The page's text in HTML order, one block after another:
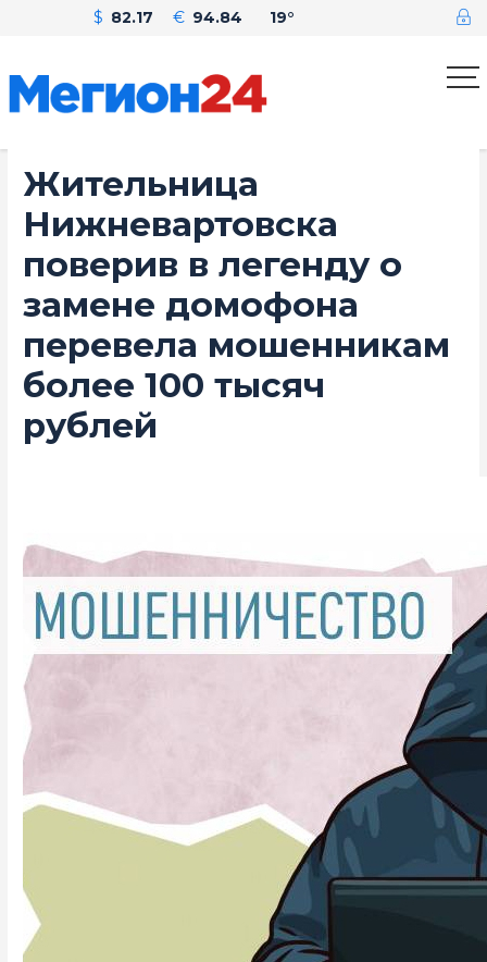
$ 82.17 € 94.84 19°
Жительница
Нижневартовска
поверив в легенду о
замене домофона
перевела мошенникам
более 100 тысяч
рублей